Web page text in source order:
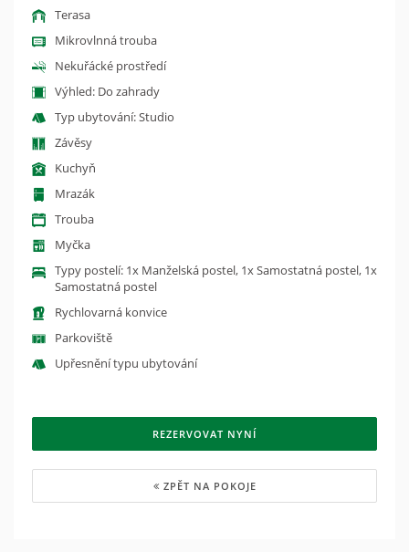
Terasa
Mikrovlnná trouba
Nekuřácké prostředí
Výhled: Do zahrady
Typ ubytování: Studio
Závěsy
Kuchyň
Mrazák
Trouba
Myčka
Typy postelí: 1x Manželská postel, 1x Samostatná postel, 1x
Samostatná postel
Rychlovarná konvice
Parkoviště
Upřesnění typu ubytování
REZERVOVAT NYNÍ
ZPĚT NA POKOJE